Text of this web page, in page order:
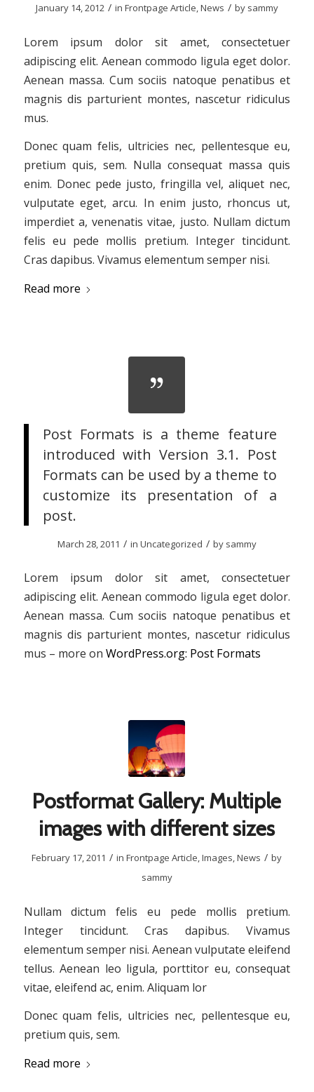
January 14, 2012 / in Frontpage Article,News / by sammy
Lorem ipsum dolor sit amet, consectetuer
adipiscing elit. Aenean commodo ligula eget dolor.
Aenean massa. Cum sociis natoque penatibus et
magnis dis parturient montes, nascetur ridiculus
mus.
Donec quam felis, ultricies nec, pellentesque eu,
pretium quis, sem. Nulla consequat massa quis
enim. Donec pede justo, fringilla vel, aliquet nec,
vulputate eget, arcu. In enim justo, rhoncus ut,
imperdiet a, venenatis vitae, justo. Nullam dictum
felis eu pede mollis pretium. Integer tincidunt.
Cras dapibus. Vivamus elementum semper nisi.
Read more
Post Formats is a theme feature
introduced with Version 3.1. Post
Formats can be used by a theme to
customize its presentation of a
post.
March 28, 2011 / in Uncategorized / by sammy
Lorem ipsum dolor sit amet, consectetuer
adipiscing elit. Aenean commodo ligula eget dolor.
Aenean massa. Cum sociis natoque penatibus et
magnis dis parturient montes, nascetur ridiculus
mus – more on WordPress.org: Post Formats
Postformat Gallery: Multiple
images with different sizes
February 17, 2011 / inFrontpage Article,Images,News / by
sammy
Nullam dictum felis eu pede mollis pretium.
Integer tincidunt. Cras dapibus. Vivamus
elementum semper nisi. Aenean vulputate eleifend
tellus. Aenean leo ligula, porttitor eu, consequat
vitae, eleifend ac, enim. Aliquam lor
Donec quam felis, ultricies nec, pellentesque eu,
pretium quis, sem.
Read more